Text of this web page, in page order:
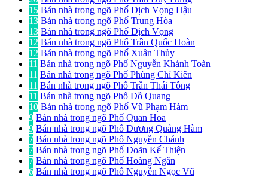
15 Bán nhà trong ngõ Phố Dịch Vọng Hậu
13 Bán nhà trong ngõ Phố Trung Hòa
13 Bán nhà trong ngõ Phố Dịch Vọng
12 Bán nhà trong ngõ Phố Trần Quốc Hoàn
12 Bán nhà trong ngõ Phố Xuân Thủy
11 Bán nhà trong ngõ Phố Nguyễn Khánh Toàn
11 Bán nhà trong ngõ Phố Phùng Chí Kiên
11 Bán nhà trong ngõ Phố Trần Thái Tông
11 Bán nhà trong ngõ Phố Đỗ Quang
10 Bán nhà trong ngõ Phố Vũ Phạm Hàm
9 Bán nhà trong ngõ Phố Quan Hoa
9 Bán nhà trong ngõ Phố Dương Quảng Hàm
7 Bán nhà trong ngõ Phố Nguyễn Chánh
7 Bán nhà trong ngõ Phố Doãn Kế Thiện
7 Bán nhà trong ngõ Phố Hoàng Ngân
6 Bán nhà trong ngõ Phố Nguyễn Ngọc Vũ